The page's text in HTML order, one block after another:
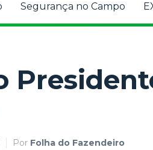
Segurança no Campo
Por Folha do Fazendeiro